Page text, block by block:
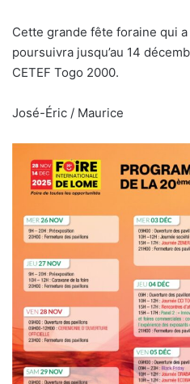
Cette grande fête foraine qui
poursuivra jusqu’au 14
CETEF Togo 2000.
José-Éric / Maurice